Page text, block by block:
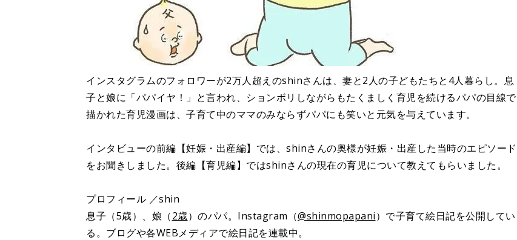
インスタグラムのフォロワーが2万人超えのshinさんは、妻と2人の子どもたちと4人暮らし。息
子と娘に「パパイヤ！」と言われ、ションボリしながらもたくましく育児を続けるパパの目線で
描かれた育児漫画は、子育て中のママのみならずパパにも笑いと元気を与えています。
インタビューの前編【妊娠・出産編】では、shinさんの奥様が妊娠・出産した当時のエピソード
をお聞きしました。後編【育児編】ではshinさんの現在の育児について教えてもらいました。
プロフィール ／shin
息子（5歳）、娘（2歳）のパパ。Instagram（@shinmopapani）で子育て絵日記を公開してい
る。ブログや各WEBメディアで絵日記を連載中。